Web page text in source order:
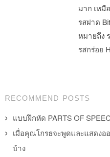
มาก เหมื
รสฝาด
หมายถึง
รสกร่อย
Post
RECOMMEND POSTS
แบบฝึกหัด PARTS OF
เมื่อคุณโกรธจะพูดและแสดง
บ้าง